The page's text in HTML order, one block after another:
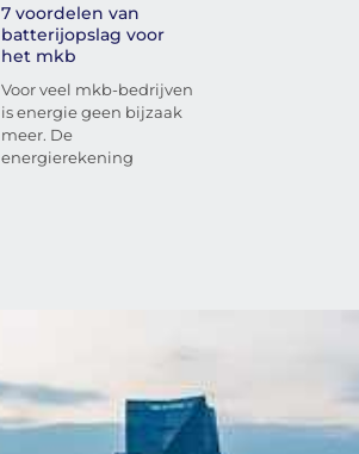
7 voordelen van
batterijopslag voor
het mkb
Voor veel mkb-bedrijven
is energie geen bijzaak
meer. De
energierekening